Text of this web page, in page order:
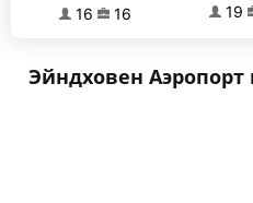
16
16
19
Эйндховен Аэропорт